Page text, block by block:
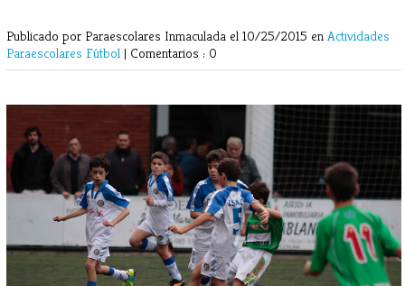
Publicado por Paraescolares Inmaculada el 10/25/2015 en Actividades
Paraescolares Fútbol | Comentarios : 0